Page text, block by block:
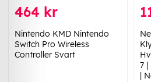
464 kr
Nintendo KMD Nintendo
Switch Pro Wireless
Controller Svart
7
|